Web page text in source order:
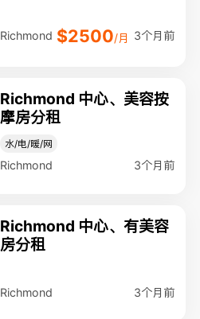
Richmond $2500/月 3个月前
Richmond 中心、美容按
摩房分租
水/电/暖/网
Richmond 3个月前
Richmond 中心、有美容
房分租
Richmond 3个月前